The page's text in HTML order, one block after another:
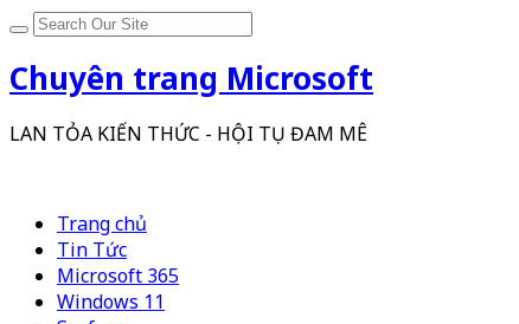
Chuyên trang Microsoft
LAN TỎA KIẾN THỨC - HỘI TỤ ĐAM MÊ
Trang chủ
Tin Tức
Microsoft 365
Windows 11